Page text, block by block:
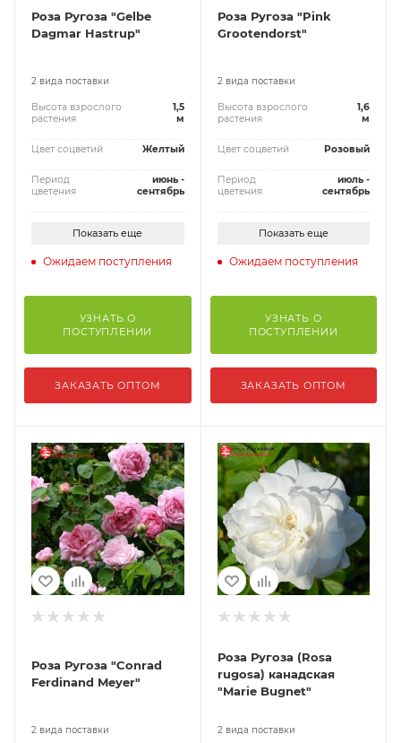
Роза Ругоза "Gelbe
Dagmar Hastrup"
2 вида поставки
Высота взрослого
растения
1,5
м
Цвет соцветий Желтый
Период
цветения
июнь -
сентябрь
Показать еще
Ожидаем поступления
УЗНАТЬ О
ПОСТУПЛЕНИИ
ЗАКАЗАТЬ ОПТОМ
Роза Ругоза "Pink
Grootendorst"
2 вида поставки
Высота взрослого
растения
1,6
м
Цвет соцветий Розовый
Период
цветения
июль -
сентябрь
Показать еще
Ожидаем поступления
УЗНАТЬ О
ПОСТУПЛЕНИИ
ЗАКАЗАТЬ ОПТОМ
Роза Ругоза "Conrad
Ferdinand Meyer"
2 вида поставки
Роза Ругоза (Rosa
rugosa) канадская
"Marie Bugnet"
2 вида поставки